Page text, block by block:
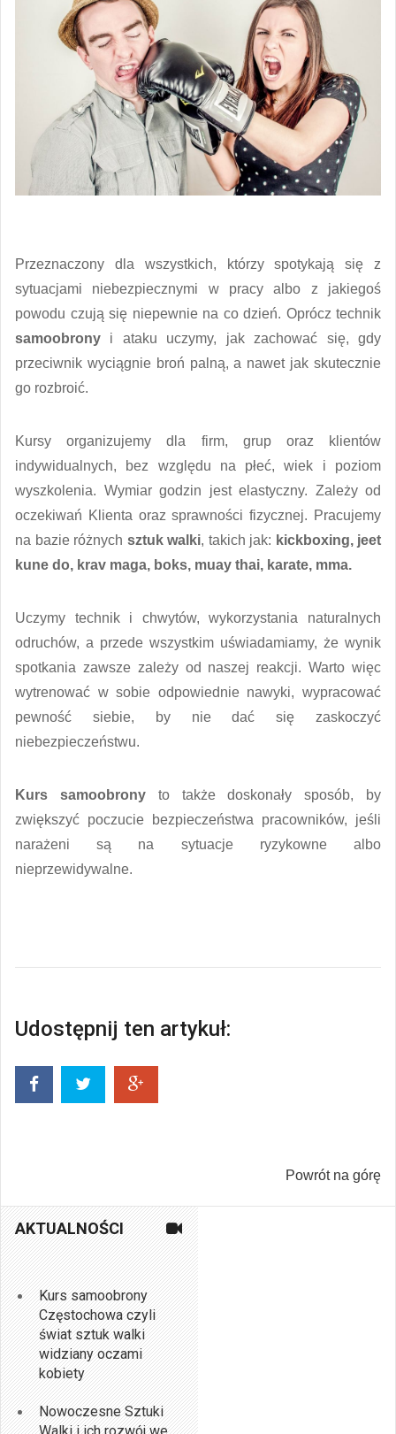
Przeznaczony dla wszystkich, którzy spotykają się z
sytuacjami niebezpiecznymi w pracy albo z jakiegoś
powodu czują się niepewnie na co dzień. Oprócz technik
samoobrony i ataku uczymy, jak zachować się, gdy
przeciwnik wyciągnie broń palną, a nawet jak skutecznie
go rozbroić.
Kursy organizujemy dla firm, grup oraz klientów
indywidualnych, bez względu na płeć, wiek i poziom
wyszkolenia. Wymiar godzin jest elastyczny. Zależy od
oczekiwań Klienta oraz sprawności fizycznej. Pracujemy
na bazie różnych sztuk walki, takich jak: kickboxing, jeet
kune do, krav maga, boks, muay thai, karate, mma.
Uczymy technik i chwytów, wykorzystania naturalnych
odruchów, a przede wszystkim uświadamiamy, że wynik
spotkania zawsze zależy od naszej reakcji. Warto więc
wytrenować w sobie odpowiednie nawyki, wypracować
pewność siebie, by nie dać się zaskoczyć
niebezpieczeństwu.
Kurs samoobrony to także doskonały sposób, by
zwiększyć poczucie bezpieczeństwa pracowników, jeśli
narażeni są na sytuacje ryzykowne albo
nieprzewidywalne.
Udostępnij ten artykuł:
Powrót na górę
AKTUALNOŚCI
Kurs samoobrony
Częstochowa czyli
świat sztuk walki
widziany oczami
kobiety
Nowoczesne Sztuki